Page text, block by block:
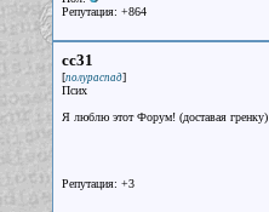
Репутация: +864
cc31
[полураспад]
Псих
Я люблю этот Форум! (доставая гренку)
Репутация: +3